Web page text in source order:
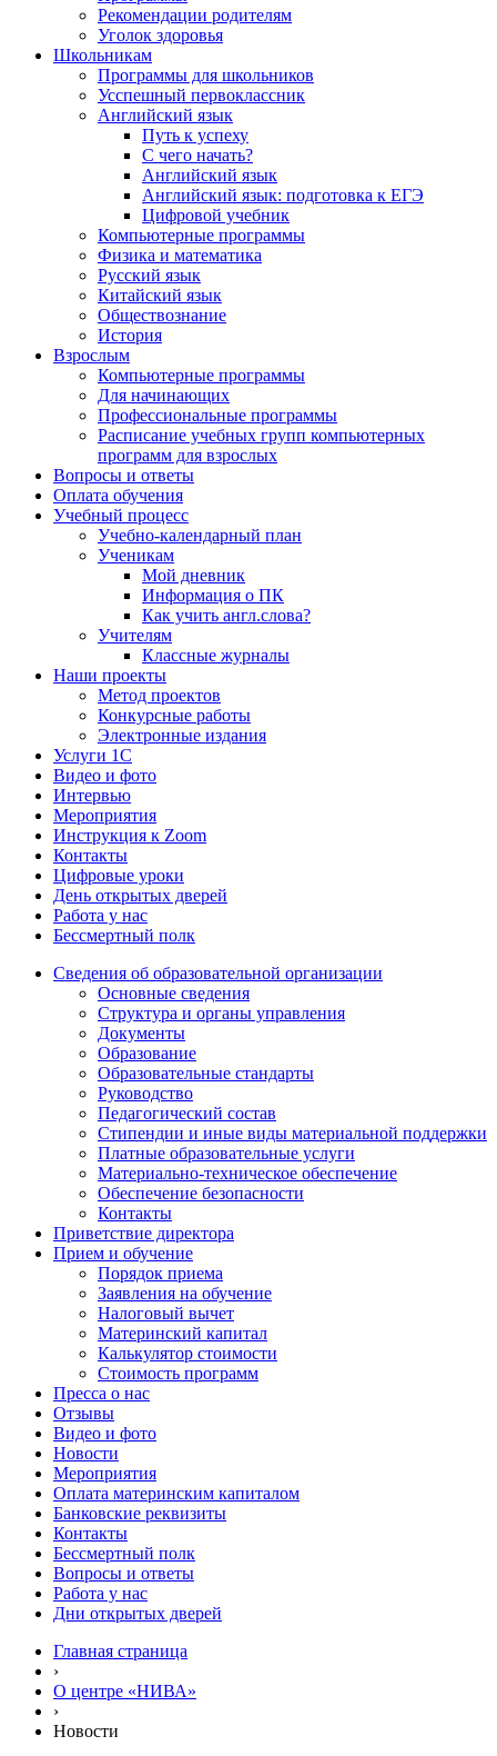
Рекомендации родителям
Уголок здоровья
Школьникам
Программы для школьников
Усспешный первоклассник
Английский язык
Путь к успеху
С чего начать?
Английский язык
Английский язык: подготовка к ЕГЭ
Цифровой учебник
Компьютерные программы
Физика и математика
Русский язык
Китайский язык
Обществознание
История
Взрослым
Компьютерные программы
Для начинающих
Профессиональные программы
Расписание учебных групп компьютерных
программ для взрослых
Вопросы и ответы
Оплата обучения
Учебный процесс
Учебно-календарный план
Ученикам
Мой дневник
Информация о ПК
Как учить англ.слова?
Учителям
Классные журналы
Наши проекты
Метод проектов
Конкурсные работы
Электронные издания
Услуги 1C
Видео и фото
Интервью
Мероприятия
Инструкция к Zoom
Контакты
Цифровые уроки
День открытых дверей
Работа у нас
Бессмертный полк
Сведения об образовательной организации
Основные сведения
Структура и органы управления
Документы
Образование
Образовательные стандарты
Руководство
Педагогический состав
Стипендии и иные виды материальной поддержки
Платные образовательные услуги
Материально-техническое обеспечение
Обеспечение безопасности
Контакты
Приветствие директора
Прием и обучение
Порядок приема
Заявления на обучение
Налоговый вычет
Материнский капитал
Калькулятор стоимости
Стоимость программ
Пресса о нас
Отзывы
Видео и фото
Новости
Мероприятия
Оплата материнским капиталом
Банковские реквизиты
Контакты
Бессмертный полк
Вопросы и ответы
Работа у нас
Дни открытых дверей
Главная страница
›
О центре «НИВА»
›
Новости